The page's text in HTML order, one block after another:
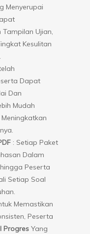
Menyerupai
Tampilan Ujian,
Kesulitan
Dapat
Dan
Mudah
: Setiap Paket
Dalam
Peserta
Setiap Soal
Memastikan
Peserta
Progres Yang